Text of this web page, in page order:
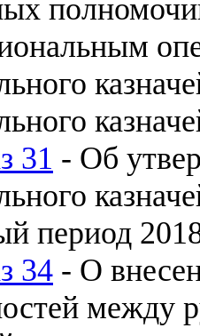
31 - Об
период
34 - О
между